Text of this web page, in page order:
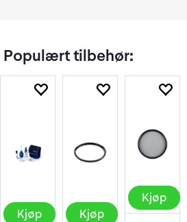
Populært tilbehør:
Kjøp Kjøp
Kjøp